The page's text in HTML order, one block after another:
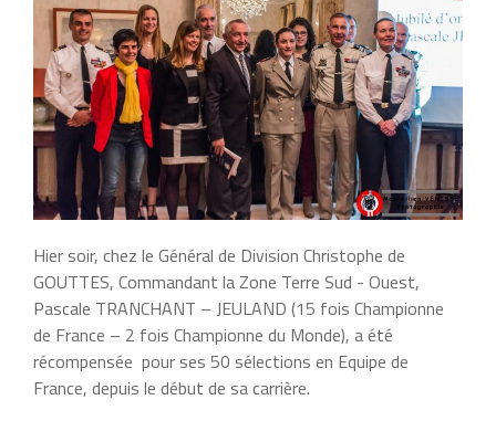
Hier soir, chez le Général de Division Christophe de
GOUTTES, Commandant la Zone Terre Sud ​-​ Ouest,
Pascale TRANCHANT – JEULAND (15 fois Championne
de France – 2 fois Championne du Monde), a ​été
récompensée ​ pour ses 50 sélections en Equipe de
France, depuis le début de sa carrière.